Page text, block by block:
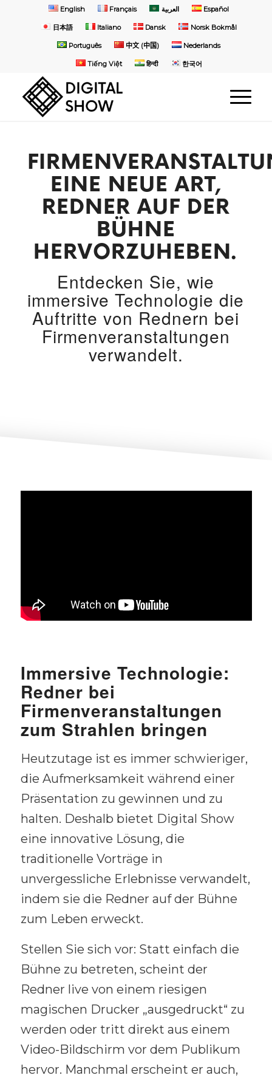
English Français العربية Español
日本語 Italiano Dansk Norsk Bokmål
Português 中文 (中国) Nederlands
Tiếng Việt हिन्दी 한국어
EINE NEUE ART,
REDNER AUF DER
BÜHNE
HERVORZUHEBEN.
Entdecken Sie, wie
immersive Technologie die
Auftritte von Rednern bei
Firmenveranstaltungen
verwandelt.
Immersive Technologie:
Redner bei
Firmenveranstaltungen
zum Strahlen bringen
Heutzutage ist es immer schwieriger,
die Aufmerksamkeit während einer
Präsentation zu gewinnen und zu
halten. Deshalb bietet Digital Show
eine innovative Lösung, die
traditionelle Vorträge in
unvergessliche Erlebnisse verwandelt,
indem sie die Redner auf der Bühne
zum Leben erweckt.
Stellen Sie sich vor: Statt einfach die
Bühne zu betreten, scheint der
Redner live von einem riesigen
magischen Drucker „ausgedruckt“ zu
werden oder tritt direkt aus einem
Video-Bildschirm vor dem Publikum
hervor. Manchmal erscheint er auch,